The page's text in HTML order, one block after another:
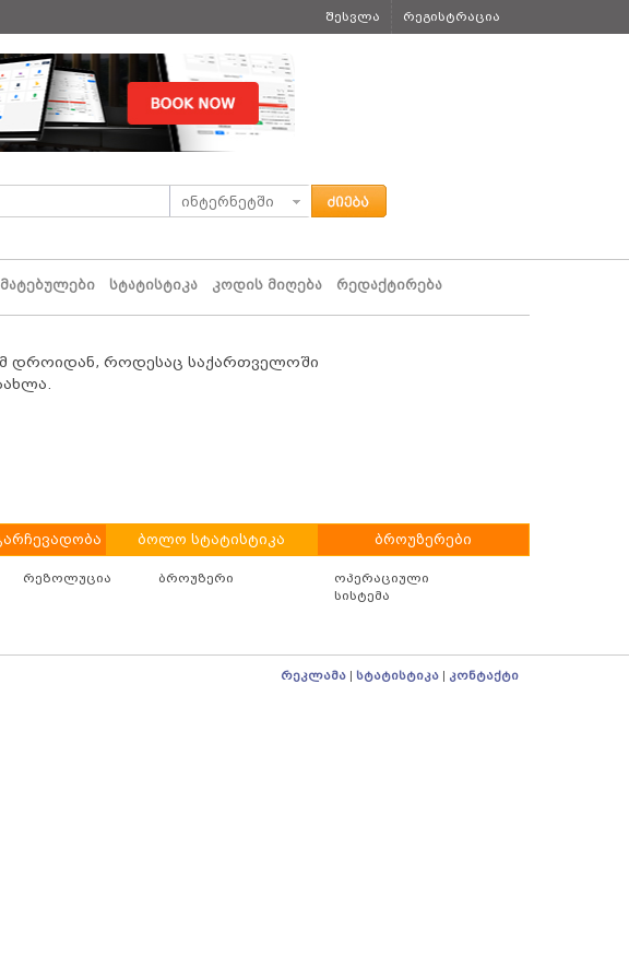
შესვლა რეგისტრაცია
სტატისტიკა კოდის მიღება რედაქტირება
დროიდან, როდესაც საქართველოში
ბოლო სტატისტიკა ბროუზერები
რეზოლუცია ბროუზერი
ოპერაციული
სისტემა
რეკლამა | სტატისტიკა | კონტაქტი